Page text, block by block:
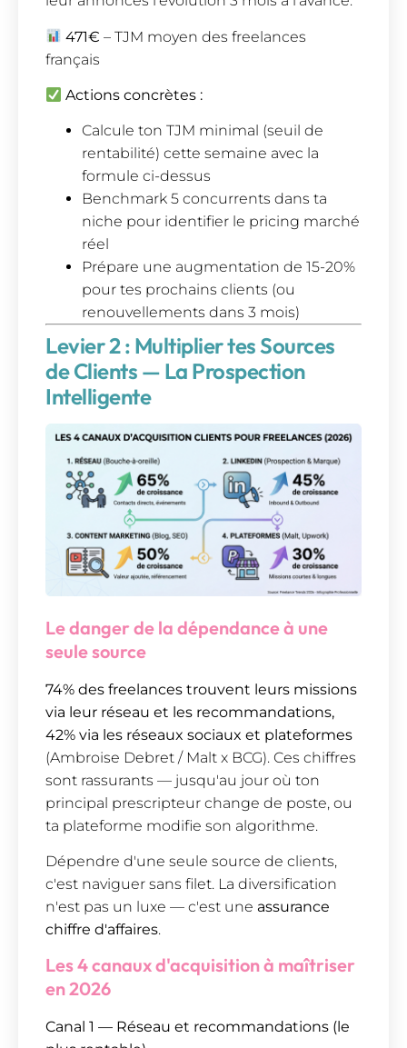
471€ – TJM moyen des freelances
français
Actions concrètes :
Calcule ton TJM minimal (seuil de
rentabilité) cette semaine avec la
formule ci-dessus
Benchmark 5 concurrents dans ta
niche pour identifier le pricing marché
réel
Prépare une augmentation de 15-20%
pour tes prochains clients (ou
renouvellements dans 3 mois)
Levier 2 : Multiplier tes Sources
de Clients — La Prospection
Intelligente
Le danger de la dépendance à une
seule source
74% des freelances trouvent leurs missions
via leur réseau et les recommandations,
42% via les réseaux sociaux et plateformes
(Ambroise Debret / Malt x BCG). Ces chiffres
sont rassurants — jusqu'au jour où ton
principal prescripteur change de poste, ou
ta plateforme modifie son algorithme.
Dépendre d'une seule source de clients,
c'est naviguer sans filet. La diversification
n'est pas un luxe — c'est une assurance
chiffre d'affaires.
Les 4 canaux d'acquisition à maîtriser
en 2026
Canal 1 — Réseau et recommandations (le